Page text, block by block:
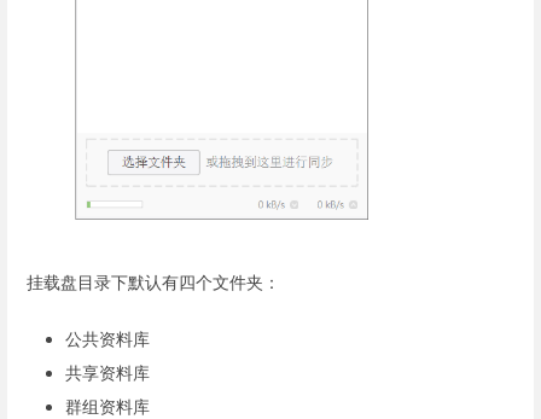
挂载盘目录下默认有四个文件夹：
公共资料库
共享资料库
群组资料库